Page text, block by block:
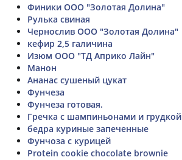
Финики ООО "Золотая Долина"
Рулька свиная
Чернослив ООО "Золотая Долина"
кефир 2,5 галичина
Изюм ООО "ТД Априко Лайн"
Манон
Ананас сушеный цукат
Фунчеза
Фунчеза готовая.
Гречка с шампиньонами и грудкой
бедра куриные запеченные
Фунчоза с курицей
Protein cookie chocolate brownie